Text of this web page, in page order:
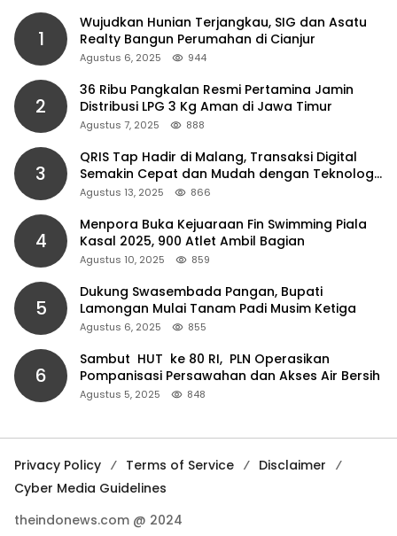
1
Wujudkan Hunian Terjangkau, SIG dan Asatu
Realty Bangun Perumahan di Cianjur
Agustus 6, 2025 944
2
36 Ribu Pangkalan Resmi Pertamina Jamin
Distribusi LPG 3 Kg Aman di Jawa Timur
Agustus 7, 2025 888
3
QRIS Tap Hadir di Malang, Transaksi Digital
Semakin Cepat dan Mudah dengan Teknologi
NFC
Agustus 13, 2025 866
4
Menpora Buka Kejuaraan Fin Swimming Piala
Kasal 2025, 900 Atlet Ambil Bagian
Agustus 10, 2025 859
5
Dukung Swasembada Pangan, Bupati
Lamongan Mulai Tanam Padi Musim Ketiga
Agustus 6, 2025 855
6
Sambut HUT ke 80 RI, PLN Operasikan
Pompanisasi Persawahan dan Akses Air Bersih
Agustus 5, 2025 848
Privacy Policy Terms of Service
Disclaimer
Cyber Media Guidelines
theindonews.com @ 2024